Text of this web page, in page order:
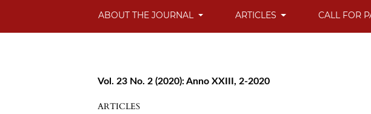
ABOUT THE JOURNAL ARTICLES CALL FOR
Vol. 23 No. 2 (2020): Anno XXIII, 2-2020
ARTICLES